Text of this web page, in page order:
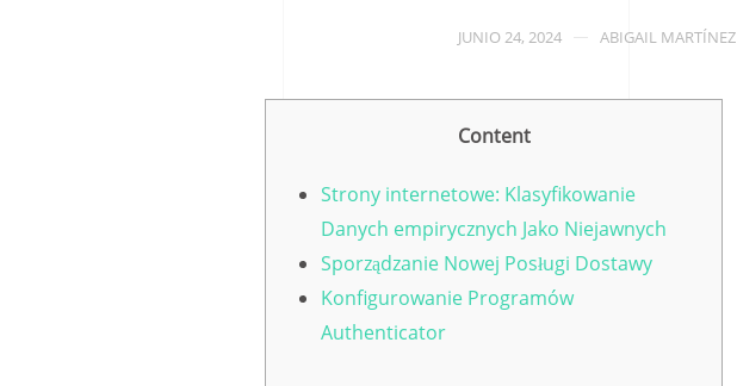
JUNIO 24, 2024 ABIGAIL MARTÍNEZ
Content
Strony internetowe: Klasyfikowanie
Danych empirycznych Jako Niejawnych
Sporządzanie Nowej Posługi Dostawy
Konfigurowanie Programów
Authenticator